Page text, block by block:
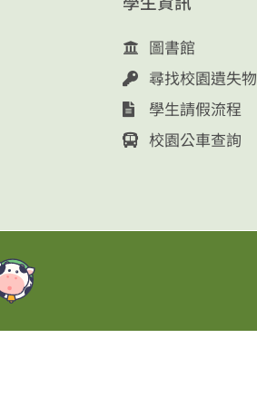
圖書館
尋找校園遺失物
學生請假流程
校園公車查詢